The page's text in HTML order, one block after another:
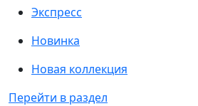
Экспресс
Новинка
Новая коллекция
Перейти в раздел